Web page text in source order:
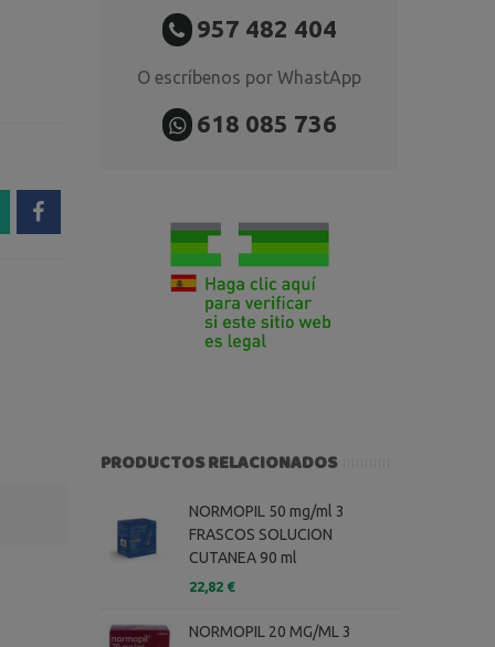
957 482 404
O escríbenos por WhastApp
618 085 736
PRODUCTOS RELACIONADOS
NORMOPIL 50 mg/ml 3
FRASCOS SOLUCION
CUTANEA 90 ml
22,82 €
NORMOPIL 20 MG/ML 3